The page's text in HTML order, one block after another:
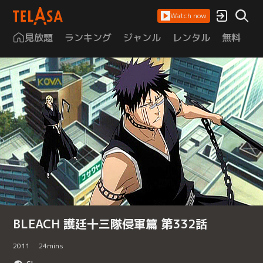
Watch now
見放題 ランキング ジャンル レンタル 無料
BLEACH 護廷十三隊侵軍篇 第332話
2011 24mins